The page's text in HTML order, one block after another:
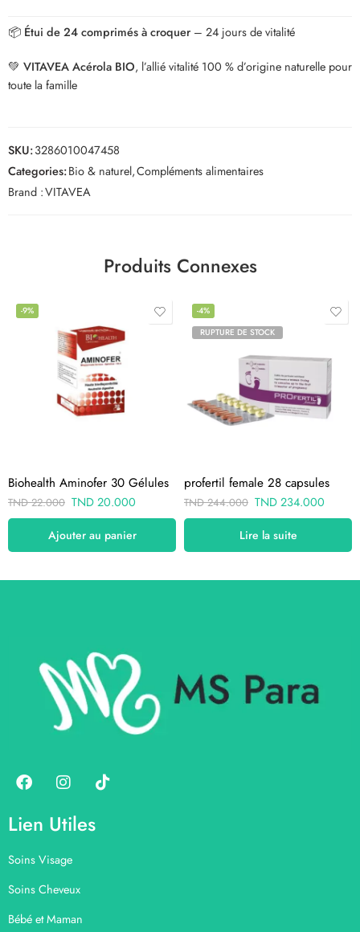
📦 Étui de 24 comprimés à croquer – 24 jours de vitalité
💚 VITAVEA Acérola BIO, l’allié vitalité 100 % d’origine naturelle pour
toute la famille
SKU:3286010047458
Categories:Bio & naturel,Compléments alimentaires
Brand :VITAVEA
Produits Connexes
-9%
Biohealth Aminofer 30 Gélules
TND22.000 TND20.000
Ajouter au panier
-4%
RUPTURE DE STOCK
profertil female 28 capsules
TND244.000 TND234.000
Lire la suite
Lien Utiles
Soins Visage
Soins Cheveux
Bébé et Maman